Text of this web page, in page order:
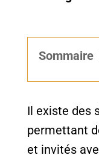
Sommaire
Il existe des
permettant
et invités